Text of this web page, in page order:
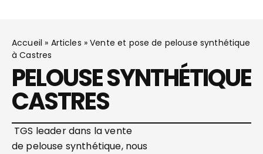
Accueil » Articles »Vente et pose de pelouse synthétique
à Castres
PELOUSE SYNTHÉTIQUE
CASTRES
TGS leader dans la vente
de pelouse synthétique, nous